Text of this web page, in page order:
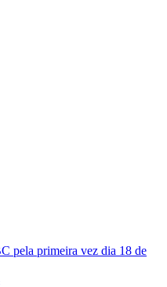
pela primeira vez dia 18 de